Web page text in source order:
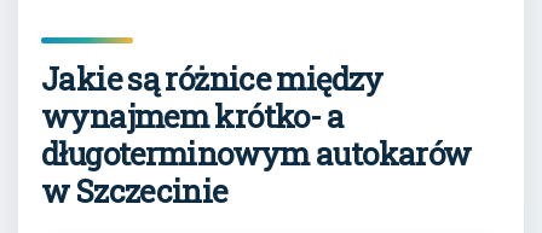
Jakie są różnice między
wynajmem krótko- a
długoterminowym autokarów
w Szczecinie